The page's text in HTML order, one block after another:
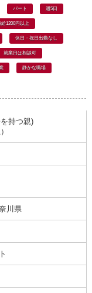
パート 週5日
給1200円以上
休日・祝日出勤なし
就業日は相談可
静かな職場
持つ親)
川県